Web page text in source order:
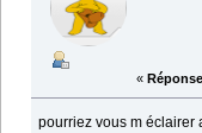
«
pourriez vous m éclairer